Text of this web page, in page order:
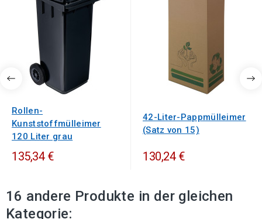
Rollen-
Kunststoffmülleimer
120 Liter grau
135,34 €
42-Liter-Pappmülleimer
(Satz von 15)
130,24 €
16 andere Produkte in der gleichen
Kategorie: